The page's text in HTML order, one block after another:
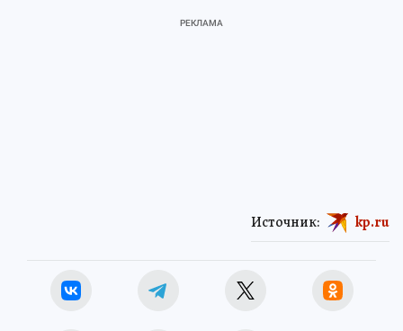
Источник: kp.ru